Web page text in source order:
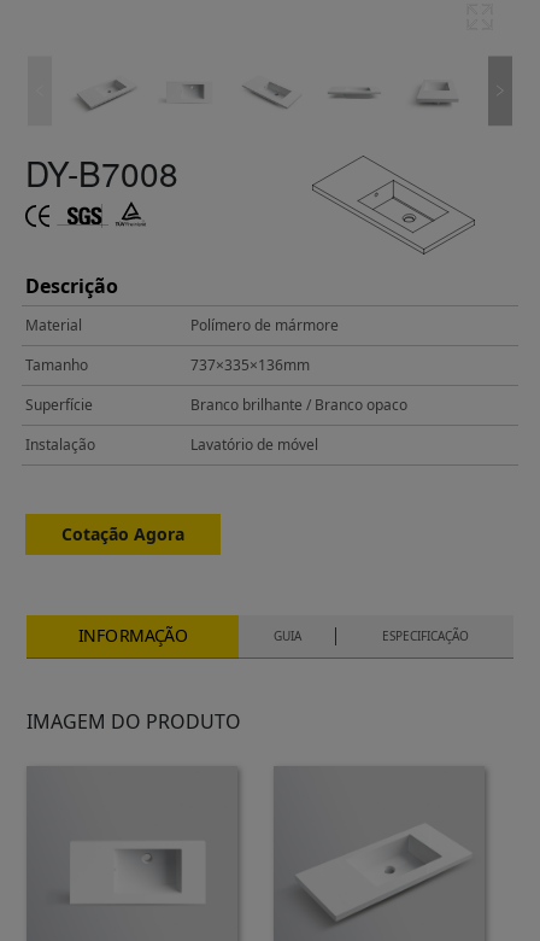
DY-B7008
Descrição
Material
Polímero de mármore
Tamanho
737×335×136mm
Superfície
Branco brilhante / Branco opaco
Instalação
Lavatório de móvel
Cotação Agora
INFORMAÇÃO GUIA ESPECIFICAÇÃO
IMAGEM DO PRODUTO